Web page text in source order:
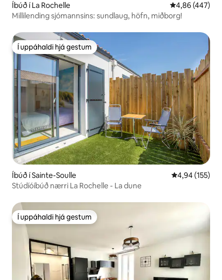
Íbúð í La Rochelle 4,86 af 5 í
4,86 (447)
Millilending sjómannsins: sundlaug, höfn, miðborg!
Í uppáhaldi hjá gestum
Í uppáhaldi hjá gestum
Íbúð í Sainte-Soulle 4,94 af 5 í
4,94 (155)
Stúdíóíbúð nærri La Rochelle - La dune
Í uppáhaldi hjá gestum
Í uppáhaldi hjá gestum